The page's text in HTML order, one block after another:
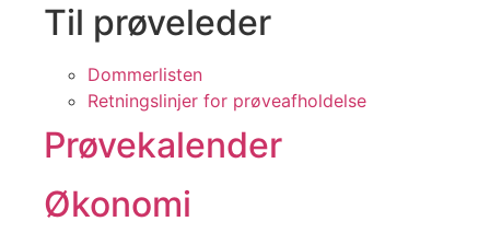
Til prøveleder
Dommerlisten
Retningslinjer for prøveafholdelse
Prøvekalender
Økonomi